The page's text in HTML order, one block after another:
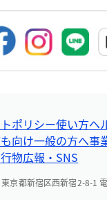
ポリシー使い方ヘ
向け一般の方へ事
物広報・SNS
京都新宿区西新宿2-8-1